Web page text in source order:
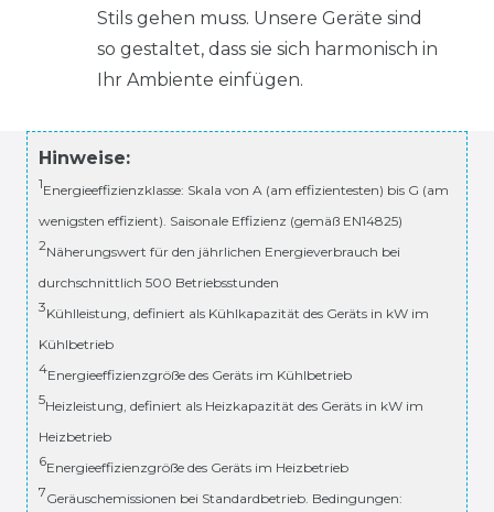
Stils gehen muss. Unsere Geräte sind
so gestaltet, dass sie sich harmonisch in
Ihr Ambiente einfügen.
Hinweise:
1Energieeffizienzklasse: Skala von A (am effizientesten) bis G (am
wenigsten effizient). Saisonale Effizienz (gemäß EN14825)
2Näherungswert für den jährlichen Energieverbrauch bei
durchschnittlich 500 Betriebsstunden
3Kühlleistung, definiert als Kühlkapazität des Geräts in kW im
Kühlbetrieb
4Energieeffizienzgröße des Geräts im Kühlbetrieb
5Heizleistung, definiert als Heizkapazität des Geräts in kW im
Heizbetrieb
6Energieeffizienzgröße des Geräts im Heizbetrieb
7Geräuschemissionen bei Standardbetrieb. Bedingungen: